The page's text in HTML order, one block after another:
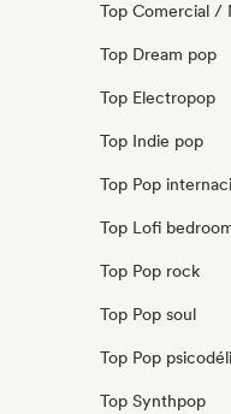
Top Comercial /
Top Dream pop
Top Electropop
Top Indie pop
Top Pop
Top Lofi
Top Pop rock
Top Pop soul
Top Pop
Top Synthpop